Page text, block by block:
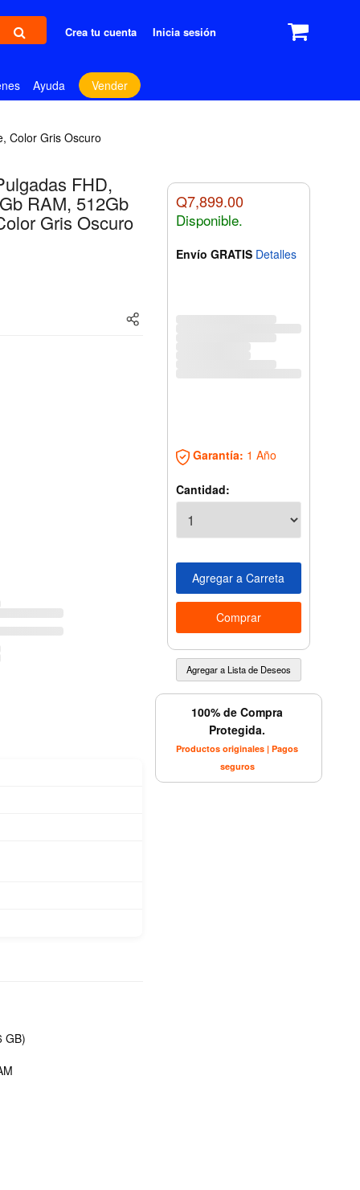
Crea tu cuenta Inicia sesión
Ayuda Vender
Color Gris Oscuro
FHD,
RAM, 512Gb
Gris Oscuro
GB)
Q7,899.00
Disponible.
Envío GRATIS Detalles
Garantía: 1 Año
Cantidad:
100% de Compra
Protegida.
Productos originales | Pagos
seguros